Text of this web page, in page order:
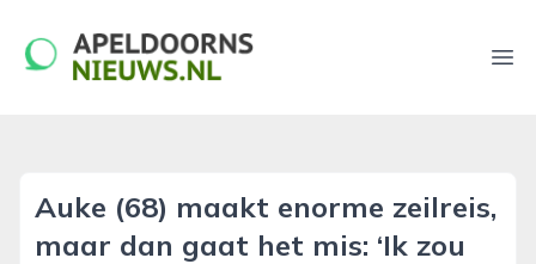
apeldoornsnieuws.nl
Auke (68) maakt enorme zeilreis,
maar dan gaat het mis: ‘Ik zou